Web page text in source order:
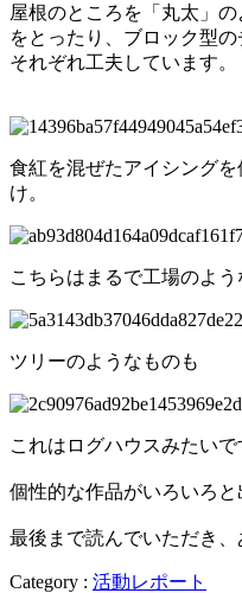
屋根のところを「丸太」
をとったり、ブロック型
それぞれ工夫しています。
食紅を混ぜたアイシング
け。
こちらはまるで工場のよう
ツリーのようなものも
これはログハウスみたいで
個性的な作品がいろいろと
最後まで読んでいただき、
Category : 活動レポート